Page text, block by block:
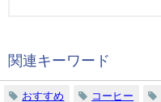
関連キーワード
おすすめ コーヒー